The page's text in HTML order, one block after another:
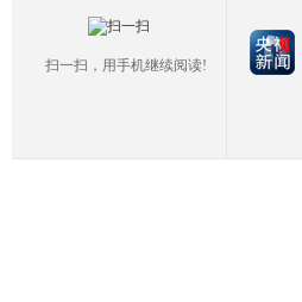
扫一扫，用手机继续阅读!